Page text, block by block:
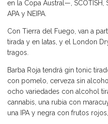
en la Copa Austral—, SCOTISH,
APA y NEIPA.
Con Tierra del Fuego, van a
tirada y en latas, y el London
tragos.
Barba Roja tendrá gin tonic
con pomelo, cerveza sin
ocho variedades con alcohol
cannabis, una rubia con
una IPA y negra con frutos